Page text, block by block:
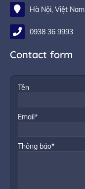
Hà Nội, Việt Nam
0938 36 9993
Contact form
Tên
Email*
Thông báo*